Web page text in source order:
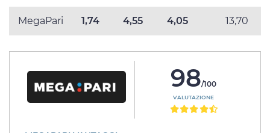
MegaPari 1,74 4,55 4,05 13,70
98/100
VALUTAZIONE